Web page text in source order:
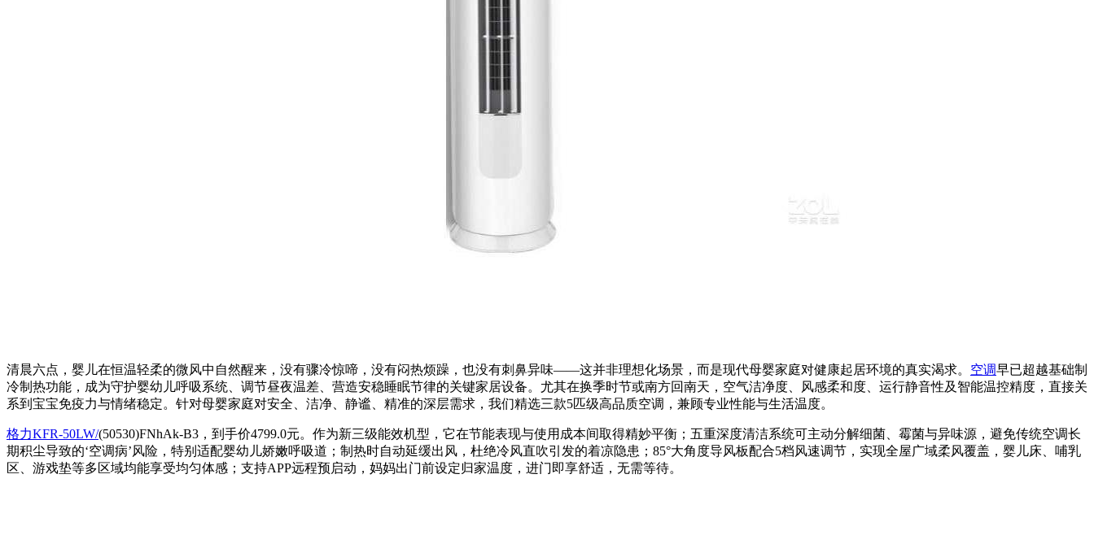
清晨六点，婴儿在恒温轻柔的微风中自然醒来，没有骤冷惊啼，没有闷热烦躁，也没有刺鼻异味——这并非理想化场景，而是现代母婴家庭对健康起居环境的真实渴求。 空调早已超越基础制
冷制热功能，成为守护婴幼儿呼吸系统、调节昼夜温差、营造安稳睡眠节律的关键家居设备。尤其在换季时节或南方回南天，空气洁净度、风感柔和度、运行静音性及智能温控精度，直接关
系到宝宝免疫力与情绪稳定。针对母婴家庭对安全、洁净、静谧、精准的深层需求，我们精选三款5匹级高品质空调，兼顾专业性能与生活温度。
格力KFR-50LW/(50530)FNhAk-B3，到手价4799.0元。作为新三级能效机型，它在节能表现与使用成本间取得精妙平衡；五重深度清洁系统可主动分解细菌、霉菌与异味源，避免传统空调长
期积尘导致的‘空调病’风险，特别适配婴幼儿娇嫩呼吸道；制热时自动延缓出风，杜绝冷风直吹引发的着凉隐患；85°大角度导风板配合5档风速调节，实现全屋广域柔风覆盖，婴儿床、哺乳
区、游戏垫等多区域均能享受均匀体感；支持APP远程预启动，妈妈出门前设定归家温度，进门即享舒适，无需等待。